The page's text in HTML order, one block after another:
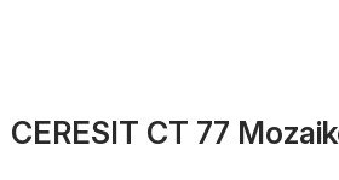
CERESIT CT 77